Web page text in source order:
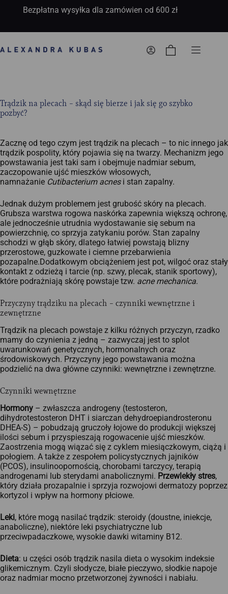
Bezpłatna wysyłka dla zamówien od 600 zł
Koszyk
Trądzik na plecach – skąd się bierze i jak się go szybko
pozbyć?
Zacznę od tego czym jest trądzik na plecach – to nic innego jak
trądzik pospolity, który pojawia się na twarzy. Mechanizm jego
powstawania jest taki sam i obejmuje nadmiar sebum,
zaczopowanie ujść mieszków włosowych,
namnażanie Cutibacterium acnesi stan zapalny.
Jednak dużym problemem jest grubość skóry na plecach.
Grubsza warstwa rogowa naskórka zapewnia większą ochronę,
ale jednocześnie utrudnia wydostawanie się sebum na
powierzchnię, co sprzyja zatykaniu porów. Stan zapalny
schodzi w głąb skóry, dlatego łatwiej powstają blizny
przerostowe, guzkowate i ciemne przebarwienia
pozapalne.Dodatkowym obciążeniem jest pot, wilgoć oraz stały
kontakt z odzieżą i tarcie (np. szwy, plecak, stanik sportowy),
które podrażniają skórę powstaje tzw. acne mechanica.
Przyczyny trądziku na plecach – czynniki wewnętrzne i
zewnętrzne
Trądzik na plecach powstaje z kilku różnych przyczyn, rzadko
mamy do czynienia z jedną – zazwyczaj jest to splot
uwarunkowań genetycznych, hormonalnych oraz
środowiskowych.​ Przyczyny jego powstawania można
podzielić na dwa główne czynniki: wewnętrzne i zewnętrzne.
Czynniki wewnętrzne
Hormony – zwłaszcza androgeny (testosteron,
dihydrotestosteron DHT i siarczan dehydroepiandrosteronu
DHEA-S) – pobudzają gruczoły łojowe do produkcji większej
ilości sebum i przyspieszają rogowacenie ujść mieszków.
Zaostrzenia mogą wiązać się z cyklem miesiączkowym, ciążą i
połogiem. A także z zespołem policystycznych jajników
(PCOS), insulinoopornością, chorobami tarczycy, terapią
androgenami lub sterydami anabolicznymi. Przewlekły stres,
który działa prozapalnie i sprzyja rozwojowi dermatozy poprzez
kortyzol i wpływ na hormony płciowe.
Leki, które mogą nasilać trądzik: steroidy (doustne, iniekcje,
anaboliczne), niektóre leki psychiatryczne lub
przeciwpadaczkowe, wysokie dawki witaminy B12.​
Dieta: u części osób trądzik nasila dieta o wysokim indeksie
glikemicznym. Czyli słodycze, białe pieczywo, słodkie napoje
oraz nadmiar mocno przetworzonej żywności i nabiału.